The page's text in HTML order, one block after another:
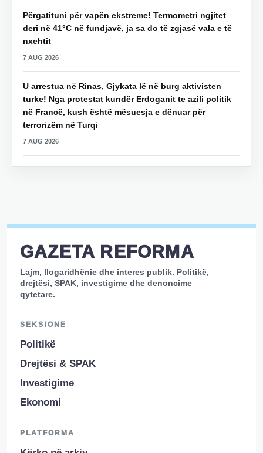
Përgatituni për vapën ekstreme! Termometri ngjitet
deri në 41°C në fundjavë, ja sa do të zgjasë vala e të
nxehtit
7 AUG 2026
U arrestua në Rinas, Gjykata lë në burg aktivisten
turke! Nga protestat kundër Erdoganit te azili politik
në Francë, kush është mësuesja e dënuar për
terrorizëm në Turqi
7 AUG 2026
GAZETA REFORMA
Lajm, llogaridhënie dhe interes publik. Politikë,
drejtësi, SPAK, investigime dhe denoncime
qytetare.
SEKSIONE
Politikë
Drejtësi & SPAK
Investigime
Ekonomi
PLATFORMA